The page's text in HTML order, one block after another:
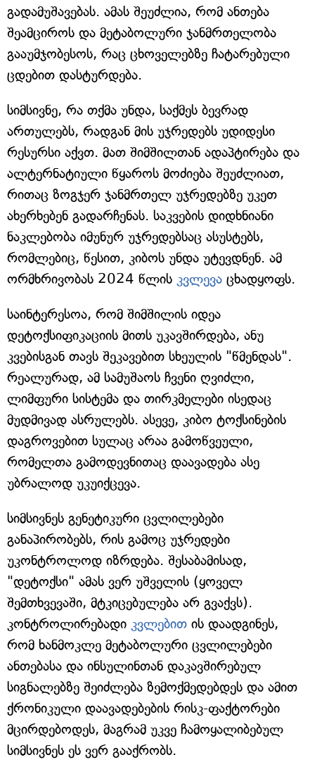
გადამუშავებას. ამას შეუძლია, რომ ანთება
შეამციროს და მეტაბოლური ჯანმრთელობა
გააუმჯობესოს, რაც ცხოველებზე ჩატარებული
ცდებით დასტურდება.
სიმსივნე, რა თქმა უნდა, საქმეს ბევრად
ართულებს, რადგან მის უჯრედებს უდიდესი
რესურსი აქვთ. მათ შიმშილთან ადაპტირება და
ალტერნატიული წყაროს მოძიება შეუძლიათ,
რითაც ზოგჯერ ჯანმრთელ უჯრედებზე უკეთ
ახერხებენ გადარჩენას. საკვების დიდხნიანი
ნაკლებობა იმუნურ უჯრედებსაც ასუსტებს,
რომლებიც, წესით, კიბოს უნდა უტევდნენ. ამ
ორმხრივობას 2024 წლის კვლევა ცხადყოფს.
საინტერესოა, რომ შიმშილის იდეა
დეტოქსიფიკაციის მითს უკავშირდება, ანუ
კვებისგან თავს შეკავებით სხეულის "წმენდას".
რეალურად, ამ სამუშაოს ჩვენი ღვიძლი,
ლიმფური სისტემა და თირკმელები ისედაც
მუდმივად ასრულებს. ასევე, კიბო ტოქსინების
დაგროვებით სულაც არაა გამოწვეული,
რომელთა გამოდევნითაც დაავადება ასე
უბრალოდ უკუიქცევა.
სიმსივნეს გენეტიკური ცვლილებები
განაპირობებს, რის გამოც უჯრედები
უკონტროლოდ იზრდება. შესაბამისად,
"დეტოქსი" ამას ვერ უშველის (ყოველ
შემთხვევაში, მტკიცებულება არ გვაქვს).
კონტროლირებადი კვლებით ის დაადგინეს,
რომ ხანმოკლე მეტაბოლური ცვლილებები
ანთებასა და ინსულინთან დაკავშირებულ
სიგნალებზე შეიძლება ზემოქმედებდეს და ამით
ქრონიკული დაავადებების რისკ-ფაქტორები
მცირდებოდეს, მაგრამ უკვე ჩამოყალიბებულ
სიმსივნეს ეს ვერ გააქრობს.